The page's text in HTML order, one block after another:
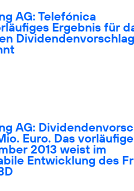
AG: Telefónica
Ergebnis für
AG:
Euro. Das vorläufige
2013 weist im
Entwicklung des